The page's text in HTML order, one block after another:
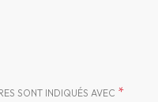
SONT INDIQUÉS AVEC *